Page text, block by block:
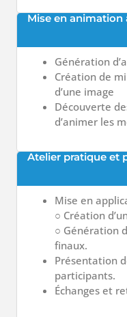
Mise en animation
Génération
Création de
d’une image
Découverte
d’animer les
Atelier pratique et
Mise en
○ Création
○ Génération
finaux.
Présentation
participants.
Échanges et